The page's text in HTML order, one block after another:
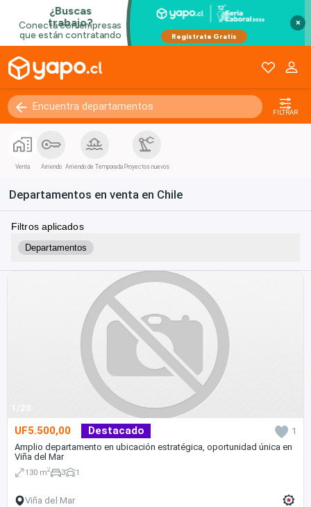
×
FILTRAR
Venta Arriendo Arriendo de Temporada Proyectos nuevos
Departamentos en venta en Chile
Filtros aplicados
Departamentos
1/20
UF5.500,00 Destacado
1
Amplio departamento en ubicación estratégica, oportunidad única en
Viña del Mar
130 m2 3 1
Viña del Mar